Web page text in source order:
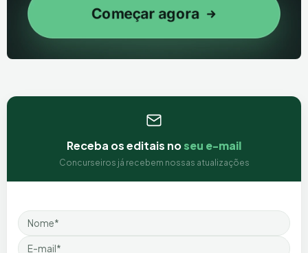
Receba os editais noseu e-mail
Concurseiros já recebem nossas atualizações
Nome
Email